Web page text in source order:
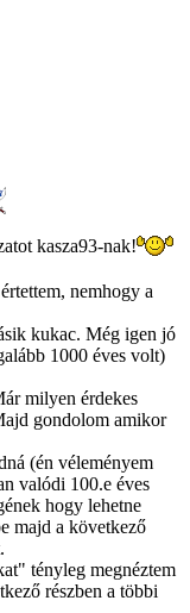
kasza93-nak!
nemhogy a
kukac. Még igen jó
1000 éves volt)
milyen érdekes
gondolom amikor
(én véleményem
valódi 100.e éves
hogy lehetne
majd a következő
tényleg megnéztem
részben a többi